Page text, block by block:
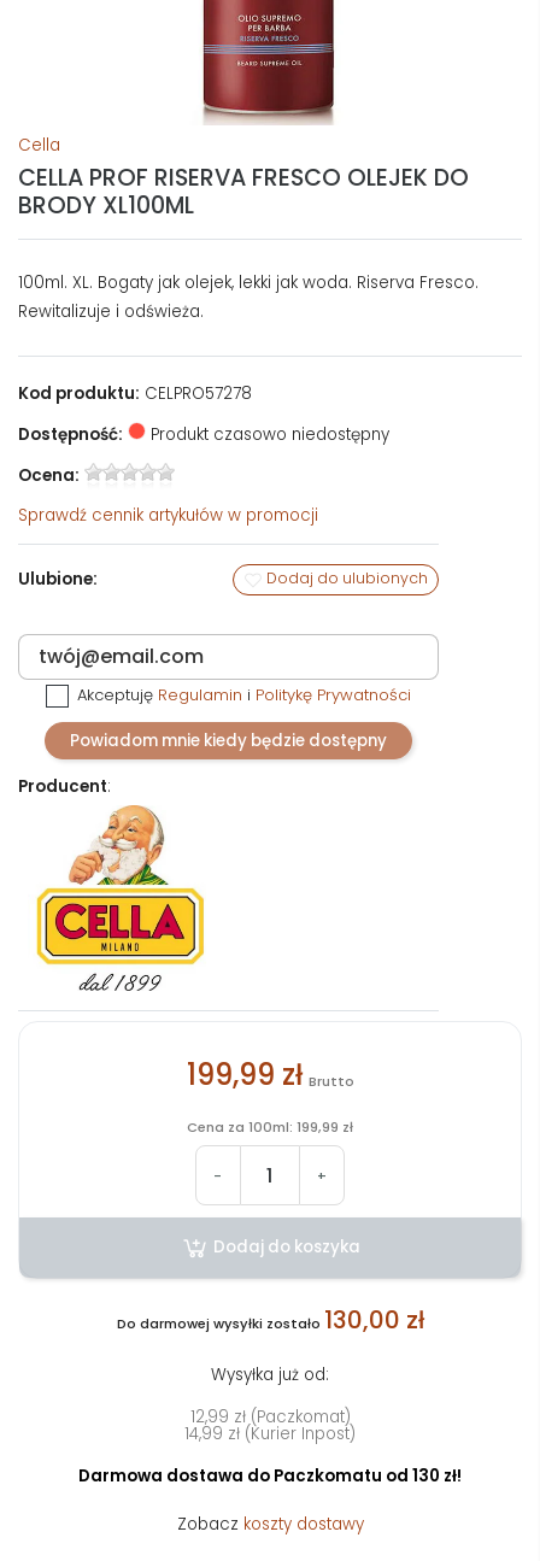
Cella
CELLA PROF RISERVA FRESCO OLEJEK DO
BRODY XL100ML
100ml. XL. Bogaty jak olejek, lekki jak woda. Riserva Fresco.
Rewitalizuje i odświeża.
Kod produktu: CELPRO57278
Dostępność:
Produkt czasowo niedostępny
Ocena:
Sprawdź cennik artykułów w promocji
Ulubione: Dodaj do ulubionych
Akceptuję Regulamin i Politykę Prywatności
Powiadom mnie kiedy będzie dostępny
Producent:
199,99 zł Brutto
Cena za 100ml: 199,99 zł
- +
Dodaj do koszyka
Do darmowej wysyłki zostało 130,00 zł
Wysyłka już od:
12,99 zł (Paczkomat)
14,99 zł (Kurier Inpost)
Darmowa dostawa do Paczkomatu od 130 zł!
Zobacz koszty dostawy